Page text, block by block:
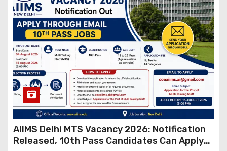
AIIMS Delhi MTS Vacancy 2026: Notification
Released, 10th Pass Candidates Can Apply